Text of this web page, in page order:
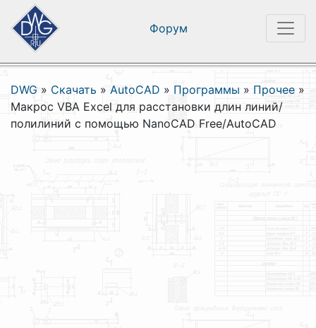
Форум
DWG » Скачать » AutoCAD » Программы » Прочее »
Макрос VBA Excel для расстановки длин линий/
полилиний с помощью NanoCAD Free/AutoCAD